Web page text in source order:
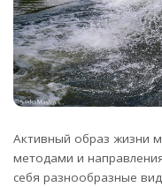
Активный образ жизни
методами и
себя разнообразные